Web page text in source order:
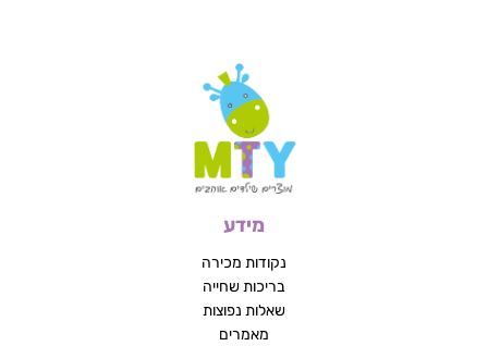
מידע
נקודות מכירה
בריכות שחייה
שאלות נפוצות
מאמרים